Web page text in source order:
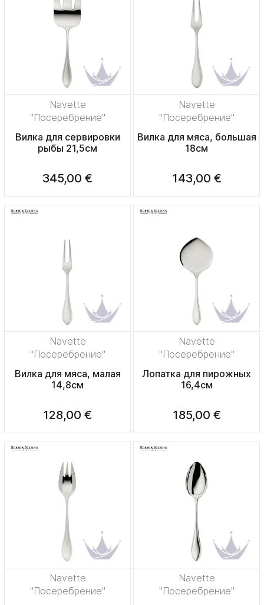
Navette
"Посеребрение"
Вилка для сервировки
рыбы 21,5см
345,00 €
Navette
"Посеребрение"
Вилка для мяса, большая
18см
143,00 €
Navette
"Посеребрение"
Вилка для мяса, малая
14,8см
128,00 €
Navette
"Посеребрение"
Лопатка для пирожных
16,4см
185,00 €
Navette
"Посеребрение"
Navette
"Посеребрение"